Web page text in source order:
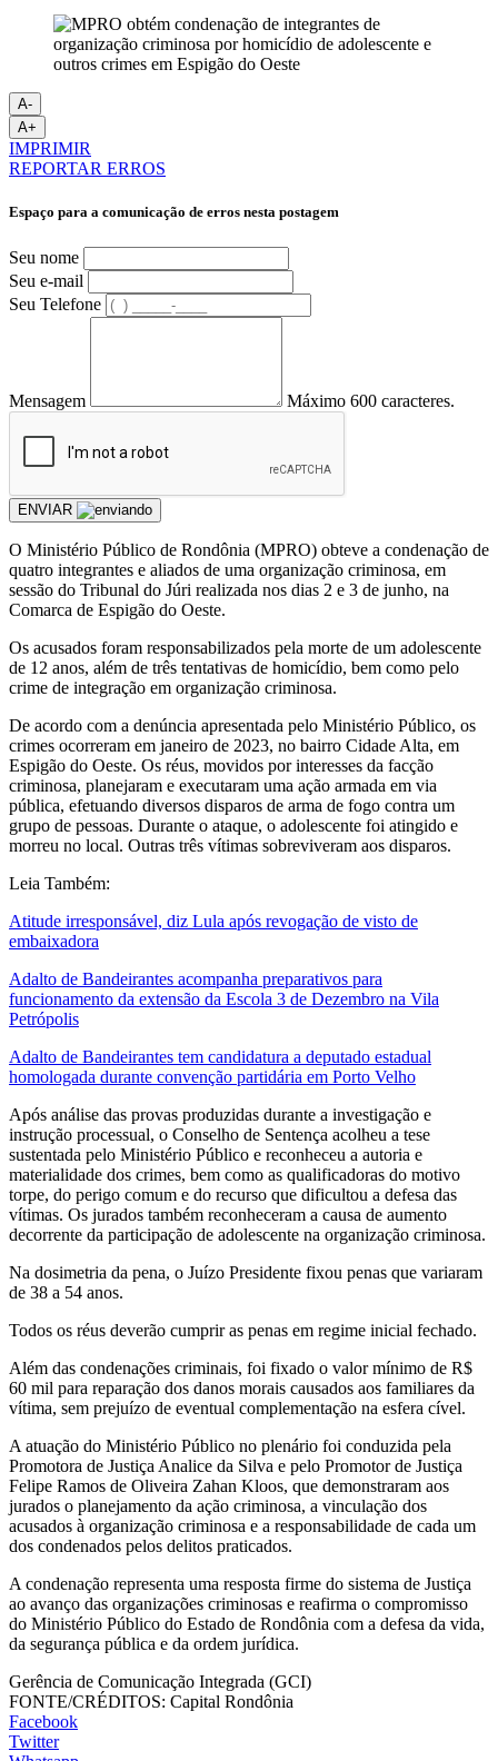
A-
A+
IMPRIMIR
REPORTAR ERROS
Espaço para a comunicação de erros nesta postagem
Seu nome
Seu e-mail
Seu Telefone
Mensagem Máximo 600 caracteres.
ENVIAR
O Ministério Público de Rondônia (MPRO) obteve a condenação de
quatro integrantes e aliados de uma organização criminosa, em
sessão do Tribunal do Júri realizada nos dias 2 e 3 de junho, na
Comarca de Espigão do Oeste.
Os acusados foram responsabilizados pela morte de um adolescente
de 12 anos, além de três tentativas de homicídio, bem como pelo
crime de integração em organização criminosa.
De acordo com a denúncia apresentada pelo Ministério Público, os
crimes ocorreram em janeiro de 2023, no bairro Cidade Alta, em
Espigão do Oeste. Os réus, movidos por interesses da facção
criminosa, planejaram e executaram uma ação armada em via
pública, efetuando diversos disparos de arma de fogo contra um
grupo de pessoas. Durante o ataque, o adolescente foi atingido e
morreu no local. Outras três vítimas sobreviveram aos disparos.
Leia Também:
Atitude irresponsável, diz Lula após revogação de visto de
embaixadora
Adalto de Bandeirantes acompanha preparativos para
funcionamento da extensão da Escola 3 de Dezembro na Vila
Petrópolis
Adalto de Bandeirantes tem candidatura a deputado estadual
homologada durante convenção partidária em Porto Velho
Após análise das provas produzidas durante a investigação e
instrução processual, o Conselho de Sentença acolheu a tese
sustentada pelo Ministério Público e reconheceu a autoria e
materialidade dos crimes, bem como as qualificadoras do motivo
torpe, do perigo comum e do recurso que dificultou a defesa das
vítimas. Os jurados também reconheceram a causa de aumento
decorrente da participação de adolescente na organização criminosa.
Na dosimetria da pena, o Juízo Presidente fixou penas que variaram
de 38 a 54 anos.
Todos os réus deverão cumprir as penas em regime inicial fechado.
Além das condenações criminais, foi fixado o valor mínimo de R$
60 mil para reparação dos danos morais causados aos familiares da
vítima, sem prejuízo de eventual complementação na esfera cível.
A atuação do Ministério Público no plenário foi conduzida pela
Promotora de Justiça Analice da Silva e pelo Promotor de Justiça
Felipe Ramos de Oliveira Zahan Kloos, que demonstraram aos
jurados o planejamento da ação criminosa, a vinculação dos
acusados à organização criminosa e a responsabilidade de cada um
dos condenados pelos delitos praticados.
A condenação representa uma resposta firme do sistema de Justiça
ao avanço das organizações criminosas e reafirma o compromisso
do Ministério Público do Estado de Rondônia com a defesa da vida,
da segurança pública e da ordem jurídica.
Gerência de Comunicação Integrada (GCI)
FONTE/CRÉDITOS: Capital Rondônia
Facebook
Twitter